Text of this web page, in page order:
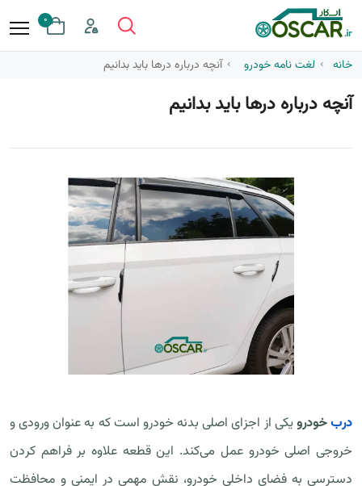
0
خانه لغت نامه خودرو آنچه درباره درها باید بدانیم
آنچه درباره درها باید بدانیم
دربخودرویکی از اجزای اصلی بدنه خودرو است که به عنوان ورودی و
خروجی اصلی خودرو عمل می‌کند. این قطعه علاوه بر فراهم کردن
دسترسی به فضای داخلی خودرو، نقش مهمی در ایمنی و محافظت